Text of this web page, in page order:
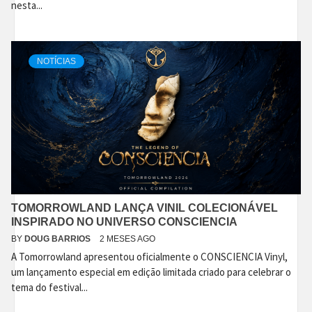
nesta...
NOTÍCIAS
TOMORROWLAND LANÇA VINIL COLECIONÁVEL
INSPIRADO NO UNIVERSO CONSCIENCIA
BY DOUG BARRIOS 2 MESES AGO
A Tomorrowland apresentou oficialmente o CONSCIENCIA Vinyl,
um lançamento especial em edição limitada criado para celebrar o
tema do festival...